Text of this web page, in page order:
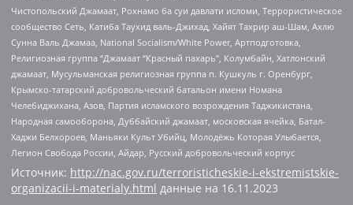
Чистопольский Джамаат, Рохнамо ба суи давлати исломи, Террористическое
сообщество Сеть, Катиба Таухид валь-Джихад, Хайят Тахрир аш-Шам, Ахлю
Сунна Валь Джамаа, National Socialism/White Power, Артподготовка,
Религиозная группа “Джамаат “Красный пахарь”, Колумбайн, Хатлонский
джамаат, Мусульманская религиозная группа п. Кушкуль г. Оренбург,
Крымско-татарский добровольческий батальон имени Номана
Челебиджихана, Азов, Партия исламского возрождения Таджикистана,
Народная самооборона, Дуббайский джамаат, московская ячейка, Батал-
Хаджи Белхороев, Маньяки Культ Убийц, Молодёжь Которая Улыбается,
Легион Свобода России, Айдар, Русский добровольческий корпус
Источник: http://nac.gov.ru/terroristicheskie-i-ekstremistskie-
organizacii-i-materialy.html данные на 16.11.2023